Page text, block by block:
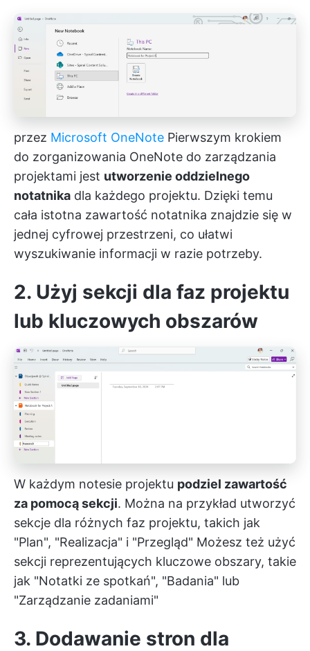
przez Microsoft OneNote Pierwszym krokiem
do zorganizowania OneNote do zarządzania
projektami jest utworzenie oddzielnego
notatnika dla każdego projektu. Dzięki temu
cała istotna zawartość notatnika znajdzie się w
jednej cyfrowej przestrzeni, co ułatwi
wyszukiwanie informacji w razie potrzeby.
2. Użyj sekcji dla faz projektu
lub kluczowych obszarów
W każdym notesie projektu podziel zawartość
za pomocą sekcji. Można na przykład utworzyć
sekcje dla różnych faz projektu, takich jak
"Plan", "Realizacja" i "Przegląd" Możesz też użyć
sekcji reprezentujących kluczowe obszary, takie
jak "Notatki ze spotkań", "Badania" lub
"Zarządzanie zadaniami"
3. Dodawanie stron dla